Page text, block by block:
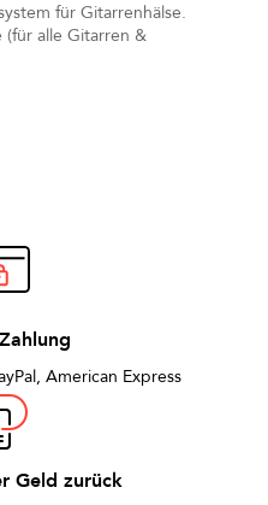
für Gitarrenhälse.
(für alle Gitarren &
American Express
Geld zurück